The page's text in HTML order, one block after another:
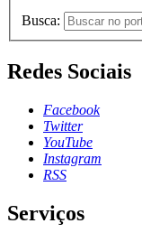
Busca:
Redes Sociais
Facebook
Twitter
YouTube
Instagram
RSS
Serviços